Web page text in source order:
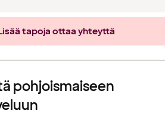
tapoja ottaa yhteyttä
pohjoismaiseen